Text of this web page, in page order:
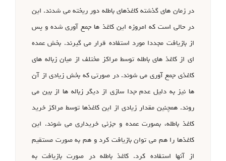
در زمان های گذشته کاغذهای باطله دور ریخته می شدند. این
در حالی است که امروزه این کاغذ ها جمع آوری شده و پس
از بازیافت مجددا مورد استفاده قرار می گیرند. بخش عمده
ای از کاغذ های باطله توسط مراکز مختلف از میان زباله های
کاغذی جمع آوری می شوند. در صورتی که بخش زیادی از آن
ها نیز به دلیل عدم جدا سازی از دیگر زباله ها از بین می
روند. همچنین مقدار زیادی از این کاغذها توسط مراکز خرید
کاغذ باطله، بصورت عمده و جزئی خریداری می شوند. این
کاغذها را هم می توان بازیافت کرد و هم به صورت مستقیم
از آنها استفاده کرد. کاغذ باطله در صورت بازیافت به